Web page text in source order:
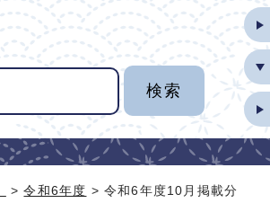
>令和6年度 > 令和6年度10月掲載分